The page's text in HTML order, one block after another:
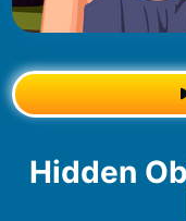
Hidden Objects My Brother's